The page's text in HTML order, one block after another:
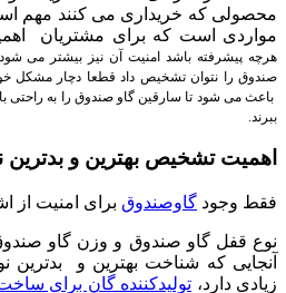
محصولی که خریداری می کنند مهم
مواردی است که برای مشتریان
هرچه پیشرفته باشد امنیت آن نیز بیشتر می
صندوق را نتوان تشخیص داد قطعا دچار مشکل
باعث می شود تا سارقین گاو صندوق را به راحتی
ببرند.
اهمیت تشخیص بهترین و
فقط وجود گاوصندوق برای امنیت از
نوع قفل گاو صندوق و وزن گاو صندوق
آنجایی که شناخت بهترین و
زیادی دارد، تولیدکننده گان برای